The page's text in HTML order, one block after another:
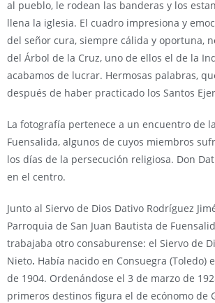
al pueblo, le rodean las banderas y los
llena la iglesia. El cuadro impresiona y
del señor cura, siempre cálida y oportuna,
del Árbol de la Cruz, uno de ellos el de la
acabamos de lucrar. Hermosas palabras,
después de haber practicado los Santos
La fotografía pertenece a un encuentro de
Fuensalida, algunos de cuyos miembros
los días de la persecución religiosa. Don
en el centro.
Junto al Siervo de Dios Dativo Rodríguez
Parroquia de San Juan Bautista de
trabajaba otro consaburense: el Siervo de
Nieto. Había nacido en Consuegra (Toledo)
de 1904. Ordenándose el 3 de marzo de
primeros destinos figura el de ecónomo de